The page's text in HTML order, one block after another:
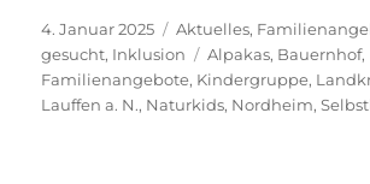
Veröffentlicht
am
4. Januar 2025 Kategorien
Aktuelles,
gesucht, Inklusion Schlagwörter
Alpakas, Bauernhof,
Familienangebote, Kindergruppe,
Lauffen a. N., Naturkids, Nordheim,